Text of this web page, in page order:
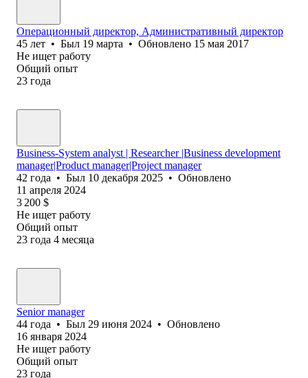
Операционный директор, Административный директор
45 лет • Был 19 марта • Обновлено 15 мая 2017
Не ищет работу
Общий опыт
23 года
Business-System analyst | Researcher |Business development
manager|Product manager|Project manager
42 года • Был 10 декабря 2025 • Обновлено
11 апреля 2024
3 200 $
Не ищет работу
Общий опыт
23 года 4 месяца
Senior manager
44 года • Был 29 июня 2024 • Обновлено
16 января 2024
Не ищет работу
Общий опыт
23 года